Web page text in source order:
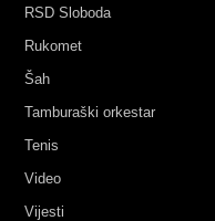
RSD Sloboda
Rukomet
Šah
Tamburaški orkestar
Tenis
Video
Vijesti